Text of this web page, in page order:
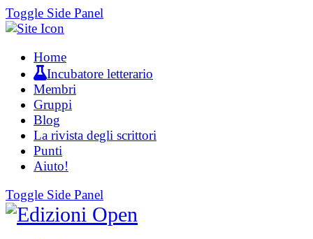
Toggle Side Panel
Home
Incubatore letterario
Membri
Gruppi
Blog
La rivista degli scrittori
Punti
Aiuto!
Toggle Side Panel